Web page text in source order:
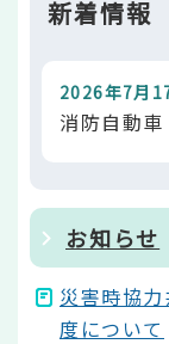
新着情報
2026年7月
消防自動
お知らせ
災害時協
度について